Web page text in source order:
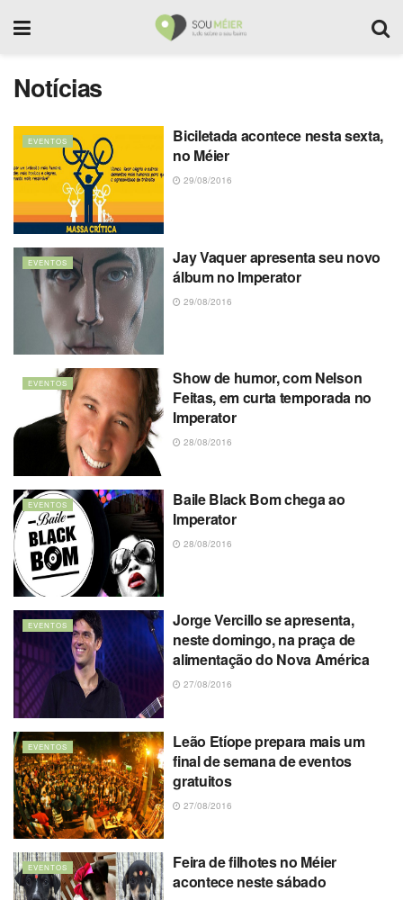
Notícias
EVENTOS
Biciletada acontece nesta sexta,
no Méier
29/08/2016
EVENTOS
Jay Vaquer apresenta seu novo
álbum no Imperator
29/08/2016
EVENTOS
Show de humor, com Nelson
Feitas, em curta temporada no
Imperator
28/08/2016
EVENTOS
Baile Black Bom chega ao
Imperator
28/08/2016
EVENTOS
Jorge Vercillo se apresenta,
neste domingo, na praça de
alimentação do Nova América
27/08/2016
EVENTOS
Leão Etíope prepara mais um
final de semana de eventos
gratuitos
27/08/2016
EVENTOS
Feira de filhotes no Méier
acontece neste sábado